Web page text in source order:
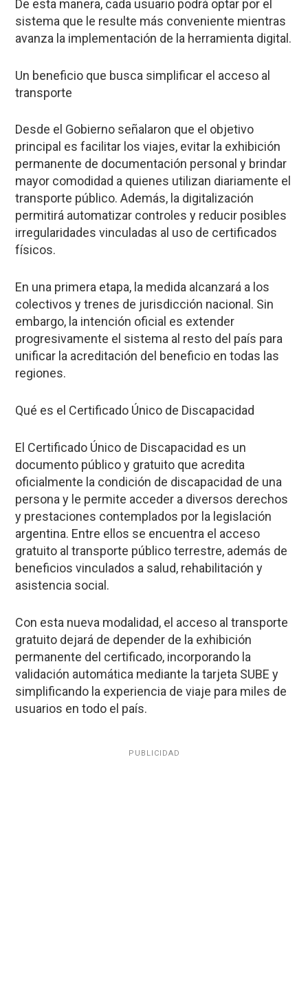
De esta manera, cada usuario podrá optar por el
sistema que le resulte más conveniente mientras
avanza la implementación de la herramienta digital.
Un beneficio que busca simplificar el acceso al
transporte
Desde el Gobierno señalaron que el objetivo
principal es facilitar los viajes, evitar la exhibición
permanente de documentación personal y brindar
mayor comodidad a quienes utilizan diariamente el
transporte público. Además, la digitalización
permitirá automatizar controles y reducir posibles
irregularidades vinculadas al uso de certificados
físicos.
En una primera etapa, la medida alcanzará a los
colectivos y trenes de jurisdicción nacional. Sin
embargo, la intención oficial es extender
progresivamente el sistema al resto del país para
unificar la acreditación del beneficio en todas las
regiones.
Qué es el Certificado Único de Discapacidad
El Certificado Único de Discapacidad es un
documento público y gratuito que acredita
oficialmente la condición de discapacidad de una
persona y le permite acceder a diversos derechos
y prestaciones contemplados por la legislación
argentina. Entre ellos se encuentra el acceso
gratuito al transporte público terrestre, además de
beneficios vinculados a salud, rehabilitación y
asistencia social.
Con esta nueva modalidad, el acceso al transporte
gratuito dejará de depender de la exhibición
permanente del certificado, incorporando la
validación automática mediante la tarjeta SUBE y
simplificando la experiencia de viaje para miles de
usuarios en todo el país.
PUBLICIDAD